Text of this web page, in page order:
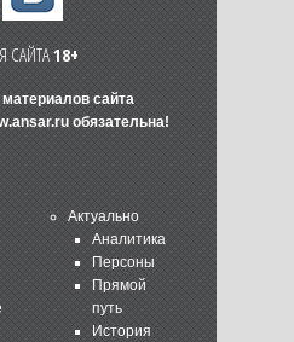
САЙТА18+
сайта
обязательна!
Актуально
Аналитика
Персоны
Прямой
путь
История